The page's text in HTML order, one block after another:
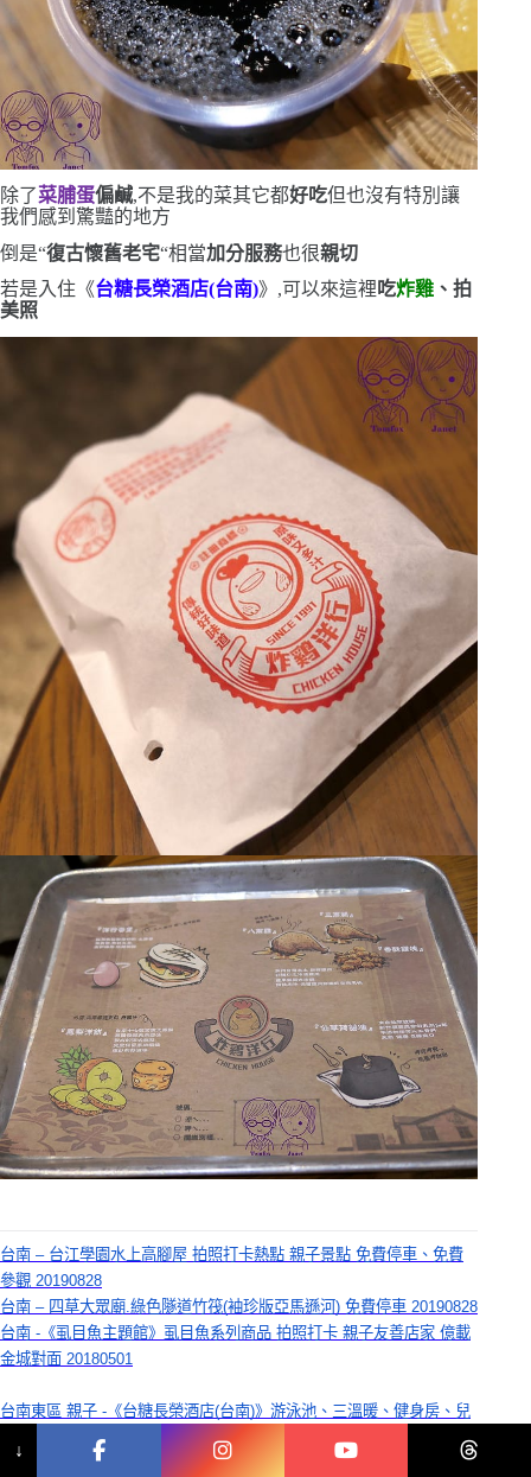
除了菜脯蛋偏鹹,不是我的菜其它都好吃但也沒有特別讓
我們感到驚豔的地方
倒是“復古懷舊老宅“相當加分服務也很親切
若是入住《台糖長榮酒店(台南)》,可以來這裡 吃炸雞 、拍
美照
台南 – 台江學園水上高腳屋 拍照打卡熱點 親子景點 免費停車、免費
參觀 20190828
台南 – 四草大眾廟.綠色隧道竹筏(袖珍版亞馬遜河) 免費停車 20190828
台南 -《虱目魚主題館》虱目魚系列商品 拍照打卡 親子友善店家 億載
金城對面 20180501
台南東區 親子 -《台糖長榮酒店(台南)》游泳池、三溫暖、健身房、兒
童遊戲室 近臺南文化中心、德安百貨、巴克禮紀念公園 20190828
台南 安平 – IHG洲際酒店集團《台南大員皇冠假日酒店》 親子和風客
↓